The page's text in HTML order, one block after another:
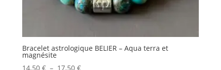
Bracelet astrologique BELIER – Aqua terra et
magnésite
14.50 € – 17.50 €Plage